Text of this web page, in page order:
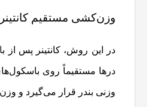
وزن‌کشی مستقیم
در این روش، کانتینر پس از
درها مستقیماً روی
وزنی بندر قرار می‌گیرد و